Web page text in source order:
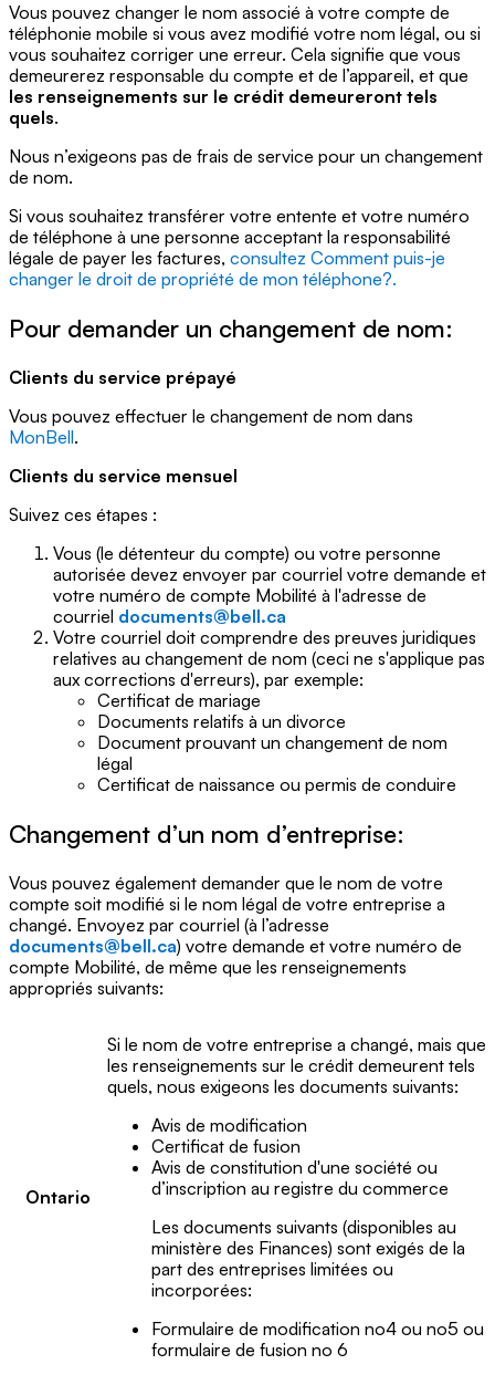
Vous pouvez changer le nom associé à votre compte de
téléphonie mobile si vous avez modifié votre nom légal, ou si
vous souhaitez corriger une erreur. Cela signifie que vous
demeurerez responsable du compte et de l’appareil, et que
les renseignements sur le crédit demeureront tels
quels.
Nous n’exigeons pas de frais de service pour un changement
de nom.
Si vous souhaitez transférer votre entente et votre numéro
de téléphone à une personne acceptant la responsabilité
légale de payer les factures, consultez Comment puis-je
changer le droit de propriété de mon téléphone?.
Pour demander un changement de nom:
Clients du service prépayé
Vous pouvez effectuer le changement de nom dans
MonBell.
Clients du service mensuel
Suivez ces étapes :
Vous (le détenteur du compte) ou votre personne
autorisée devez envoyer par courriel votre demande et
votre numéro de compte Mobilité à l'adresse de
courriel documents@bell.ca
Votre courriel doit comprendre des preuves juridiques
relatives au changement de nom (ceci ne s'applique pas
aux corrections d'erreurs), par exemple:
Certificat de mariage
Documents relatifs à un divorce
Document prouvant un changement de nom
légal
Certificat de naissance ou permis de conduire
Changement d’un nom d’entreprise:
Vous pouvez également demander que le nom de votre
compte soit modifié si le nom légal de votre entreprise a
changé. Envoyez par courriel (à l’adresse
documents@bell.ca) votre demande et votre numéro de
compte Mobilité, de même que les renseignements
appropriés suivants:
Ontario
Si le nom de votre entreprise a changé, mais que
les renseignements sur le crédit demeurent tels
quels, nous exigeons les documents suivants:
Avis de modification
Certificat de fusion
Avis de constitution d'une société ou
d’inscription au registre du commerce
Les documents suivants (disponibles au
ministère des Finances) sont exigés de la
part des entreprises limitées ou
incorporées:
Formulaire de modification no4 ou no5 ou
formulaire de fusion no 6